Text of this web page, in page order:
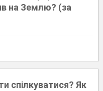
на Землю? (за
спілкуватися? Як